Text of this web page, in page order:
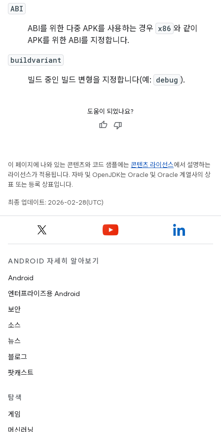
ABI
ABI를 위한 다중 APK를 사용하는 경우 x86 와 같이
APK를 위한 ABI를 지정합니다.
buildvariant
빌드 중인 빌드 변형을 지정합니다(예: debug ).
도움이 되었나요?
이 페이지에 나와 있는 콘텐츠와 코드 샘플에는 콘텐츠 라이선스에서 설명하는
라이선스가 적용됩니다. 자바 및 OpenJDK는 Oracle 및 Oracle 계열사의 상
표 또는 등록 상표입니다.
최종 업데이트: 2026-02-28(UTC)
ANDROID 자세히 알아보기
Android
엔터프라이즈용 Android
보안
소스
뉴스
블로그
팟캐스트
탐색
게임
머신러닝